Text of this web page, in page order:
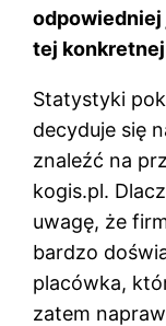
tej
Statystyki
decyduje się
znaleźć na
kogis.pl.
uwagę, że
bardzo
placówka,
zatem